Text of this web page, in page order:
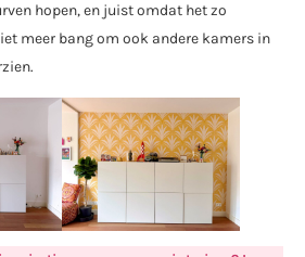
hopen, en juist omdat het zo
meer bang om ook andere kamers in